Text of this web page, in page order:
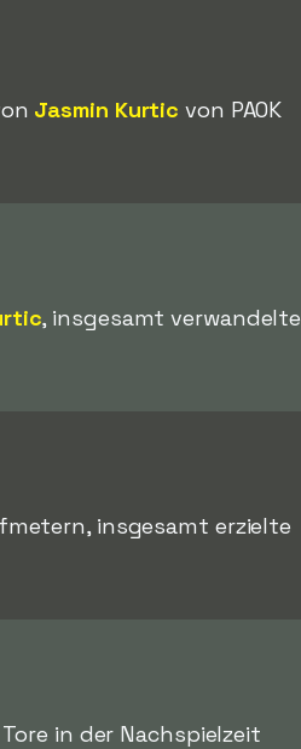
Jasmin Kurtic von PAOK
, insgesamt verwandelte
insgesamt erzielte
in der Nachspielzeit